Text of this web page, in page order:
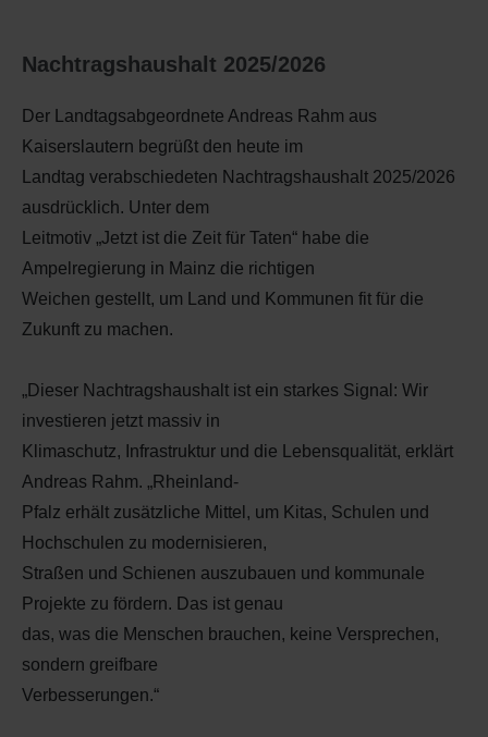
Nachtragshaushalt 2025/2026
Der Landtagsabgeordnete Andreas Rahm aus
Kaiserslautern begrüßt den heute im
Landtag verabschiedeten Nachtragshaushalt 2025/2026
ausdrücklich. Unter dem
Leitmotiv „Jetzt ist die Zeit für Taten“ habe die
Ampelregierung in Mainz die richtigen
Weichen gestellt, um Land und Kommunen fit für die
Zukunft zu machen.
„Dieser Nachtragshaushalt ist ein starkes Signal: Wir
investieren jetzt massiv in
Klimaschutz, Infrastruktur und die Lebensqualität, erklärt
Andreas Rahm. „Rheinland-
Pfalz erhält zusätzliche Mittel, um Kitas, Schulen und
Hochschulen zu modernisieren,
Straßen und Schienen auszubauen und kommunale
Projekte zu fördern. Das ist genau
das, was die Menschen brauchen, keine Versprechen,
sondern greifbare
Verbesserungen.“